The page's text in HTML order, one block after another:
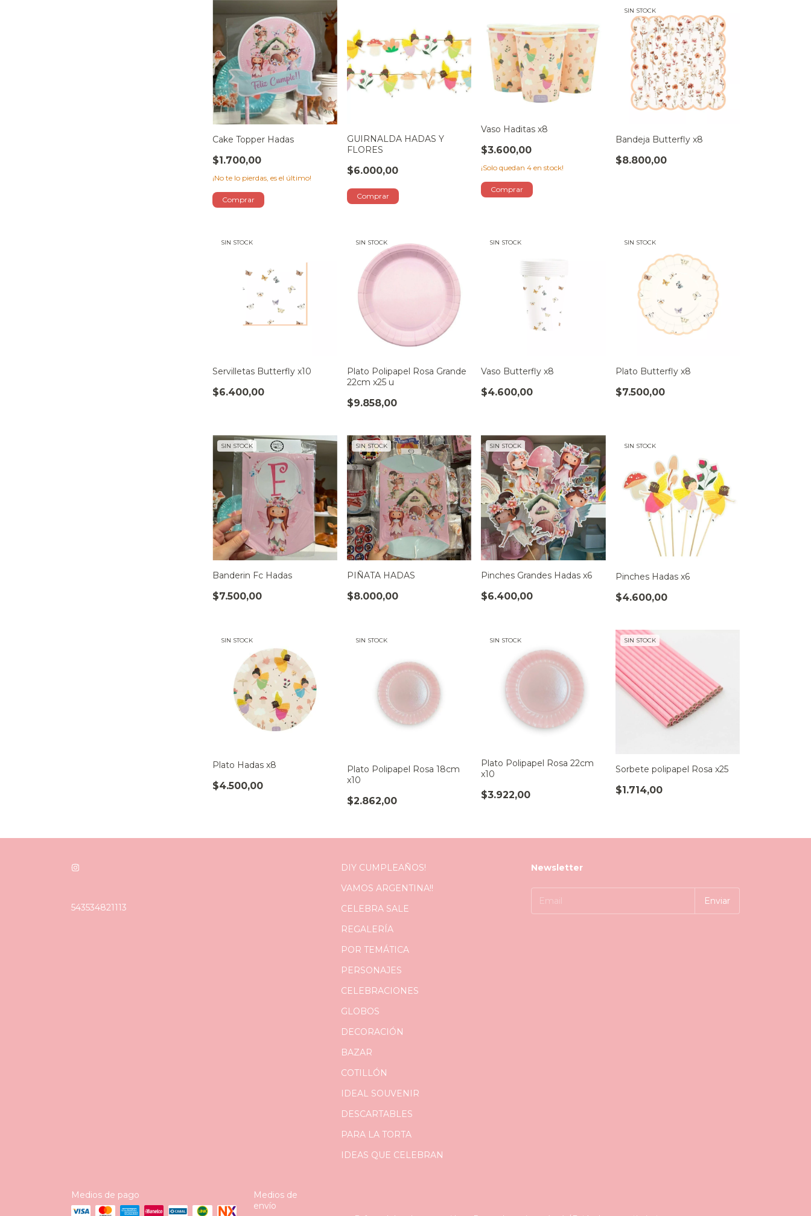
Cake Topper Hadas
$1.700,00
¡No te lo pierdas, es el último!
GUIRNALDA HADAS Y
FLORES
$6.000,00
Vaso Haditas x8
$3.600,00
¡Solo quedan4 en stock!
SIN STOCK
Bandeja Butterfly x8
$8.800,00
SIN STOCK
Servilletas Butterfly x10
$6.400,00
SIN STOCK
Plato Polipapel Rosa Grande
22cm x25 u
$9.858,00
SIN STOCK
Vaso Butterfly x8
$4.600,00
SIN STOCK
Plato Butterfly x8
$7.500,00
SIN STOCK
Banderin Fc Hadas
$7.500,00
SIN STOCK
PIÑATA HADAS
$8.000,00
SIN STOCK
Pinches Grandes Hadas x6
$6.400,00
SIN STOCK
Pinches Hadas x6
$4.600,00
SIN STOCK
Plato Hadas x8
$4.500,00
SIN STOCK
Plato Polipapel Rosa 18cm
x10
$2.862,00
SIN STOCK
Plato Polipapel Rosa 22cm
x10
$3.922,00
SIN STOCK
Sorbete polipapel Rosa x25
$1.714,00
543534821113
DIY CUMPLEAÑOS!
VAMOS ARGENTINA!!
CELEBRA SALE
REGALERÍA
POR TEMÁTICA
PERSONAJES
CELEBRACIONES
GLOBOS
DECORACIÓN
BAZAR
COTILLÓN
IDEAL SOUVENIR
DESCARTABLES
PARA LA TORTA
IDEAS QUE CELEBRAN
Newsletter
Medios de pago
Medios de
envío